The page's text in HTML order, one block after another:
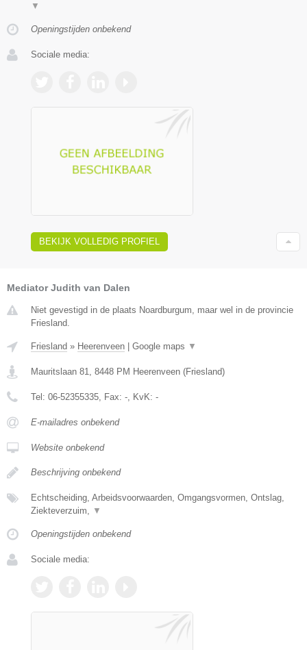
▼
Openingstijden onbekend
Sociale media:
BEKIJK VOLLEDIG PROFIEL
Mediator Judith van Dalen
Niet gevestigd in de plaats Noardburgum, maar wel in de provincie
Friesland.
Friesland » Heerenveen Google maps ▼
Mauritslaan 81, 8448 PM Heerenveen (Friesland)
Tel: 06-52355335, Fax: -, KvK: -
E-mailadres onbekend
Website onbekend
Beschrijving onbekend
Echtscheiding, Arbeidsvoorwaarden, Omgangsvormen, Ontslag,
Ziekteverzuim, ▼
Openingstijden onbekend
Sociale media: